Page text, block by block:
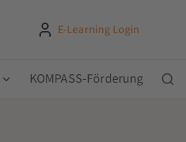
E-Learning Login
KOMPASS-Förderung